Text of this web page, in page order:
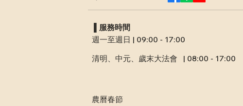
​ ▌服務時間
週一至週日 | 09:00 - 17:00
清明、中元、歲末大法會
| 08:00 - 17:00
農曆春節